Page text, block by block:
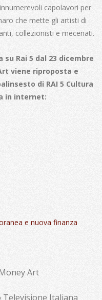
capolavori per
che mette gli artisti di
collezionisti e mecenati.
Rai 5 dal 23 dicembre
viene riproposta e
di RAI 5 Cultura
in internet:
e nuova finanza
Art
Televisione Italiana